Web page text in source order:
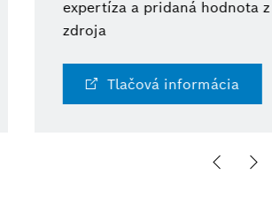
hodnota z jedného
informácia
10. 6. 2026 |